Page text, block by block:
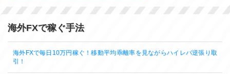
海外FXで稼ぐ手法
海外FXで毎日10万円稼ぐ！移動平均乖離率を見ながらハイレバ逆張り取
引！